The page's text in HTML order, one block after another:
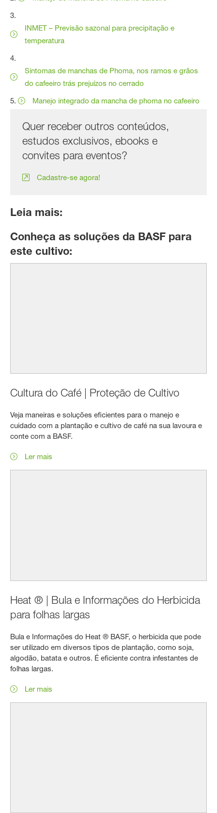
3.
INMET – Previsão sazonal para precipitação e
temperatura
4.
Sintomas de manchas de Phoma, nos ramos e grãos
do cafeeiro trás prejuízos no cerrado
5.
Manejo integrado da mancha de phoma no cafeeiro
Quer receber outros conteúdos,
estudos exclusivos, ebooks e
convites para eventos?
Cadastre-se agora!
Leia mais:
Conheça as soluções da BASF para
este cultivo:
Cultura do Café | Proteção de Cultivo
Veja maneiras e soluções eficientes para o manejo e
cuidado com a plantação e cultivo de café na sua lavoura e
conte com a BASF.
Ler mais
Heat ® | Bula e Informações do Herbicida
para folhas largas
Bula e Informações do Heat ® BASF, o herbicida que pode
ser utilizado em diversos tipos de plantação, como soja,
algodão, batata e outros. É eficiente contra infestantes de
folhas largas.
Ler mais